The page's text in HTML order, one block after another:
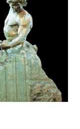
CONSAGRAÇÃO
da Divina
Há uma só
que faz vibrar
Quem quer que
Harmonia. Há uma